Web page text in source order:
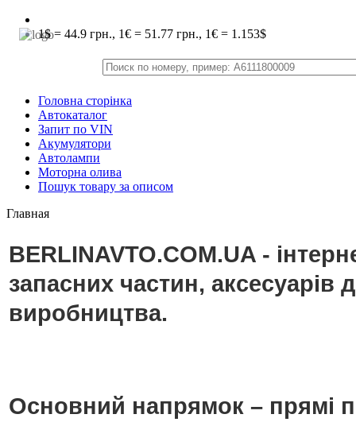
1$ = 44.9 грн., 1€ = 51.77 грн., 1€ = 1.153$
Головна сторінка
Автокаталог
Запит по VIN
Акумулятори
Автолампи
Моторна олива
Пошук товару за описом
Главная
BERLINAVTO.COM.UA -
запасних частин, аксесуарів
виробництва.
Основний напрямок – прямі